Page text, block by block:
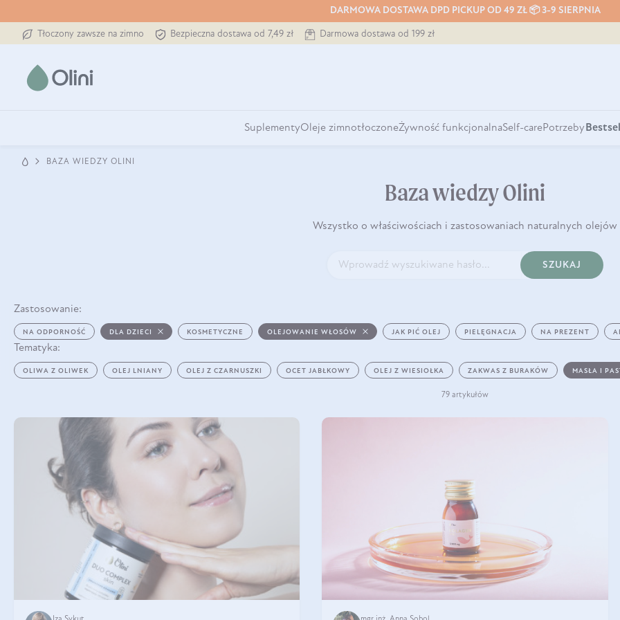
DARMOWA DOSTAWA DPD PICKUP OD 49 ZŁ 📦 3-9 SIERPNIA
Tłoczony zawsze na zimno Bezpieczna dostawa od 7,49 zł Darmowa dostawa od 199 zł
SuplementyOleje zimnotłoczoneŻywność funkcjonalnaSelf-carePotrzeby
BAZA WIEDZY OLINI
Baza wiedzy Olini
Wszystko o właściwościach i zastosowaniach naturalnych olejów
SZUKAJ
Zastosowanie:
NA ODPORNOŚĆ DLA DZIECI KOSMETYCZNE OLEJOWANIE WŁOSÓW JAK PIĆ OLEJ PIELĘGNACJA NA PREZENT
Tematyka:
OLIWA Z OLIWEK OLEJ LNIANY OLEJ Z CZARNUSZKI OCET JABŁKOWY OLEJ Z WIESIOŁKA ZAKWAS Z BURAKÓW MASŁA I
79 artykułów